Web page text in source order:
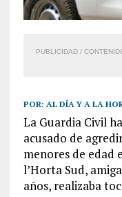
PUBLICIDAD /
POR: AL DÍA Y A LA
La Guardia Civil
acusado de
menores de edad
l’Horta Sud,
años, realizaba